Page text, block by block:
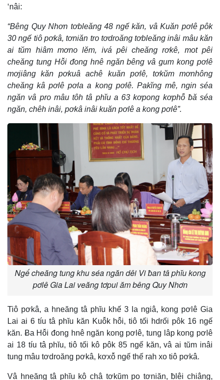
‘nâi:
“Bêng Quy Nhơn tơbleăng 48 ngế kăn, vâ Kuăn pơlê pôk
30 ngế tiô pơkâ, tơniăn tro tơdroăng tơbleăng inâi mâu kăn
ai tŭm hiâm mơno lĕm, ivá pêi cheăng rơkê, mot pêi
cheăng tung Hô̆i đong hnê ngăn bêng vâ gum kong pơlê
mơjiâng kăn pơkuâ achê kuăn pơlê, tơkŭm mơnhông
cheăng kâ pơlê pơla a kong pơlê. Pakĭng mê, ngin séa
ngăn vâ pro mâu tôh tâ phĭu a 63 kơpong kơphô̆ ƀă séa
ngăn, chêh inâi, pơkâ inâi kuăn pơlê a kong pơlê”.
Ngế cheăng tung khu séa ngăn dêi Vi ƀan tâ phĭu kong
pơlê Gia Lai veăng tơpui ăm bêng Quy Nhơn
Tiô pơkâ, a hneăng tâ phĭu khế 3 la ngiâ, kong pơlê Gia
Lai ai 6 tíu tâ phĭu kăn Kuô̆k hô̆i, tiô tối hdrối pôk 16 ngế
kăn. Ƀa Hô̆i đong hnê ngăn kong pơlê, tung lâp kong pơlê
ai 18 tíu tâ phĭu, tiô tối kô pôk 85 ngế kăn, vâ ai tŭm inâi
tung mâu tơdroăng pơkâ, kơxô̆ ngế thế rah xo tiô pơkâ.
Vâ hneăng tâ phĭu kô châ tơkŭm po tơniăn, ƀlêi chiâng,